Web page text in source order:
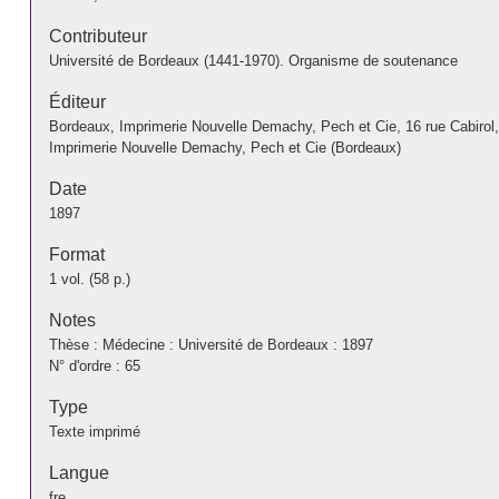
Contributeur
Université de Bordeaux (1441-1970). Organisme de soutenance
Éditeur
Bordeaux, Imprimerie Nouvelle Demachy, Pech et Cie, 16 rue
Imprimerie Nouvelle Demachy, Pech et Cie (Bordeaux)
Date
1897
Format
1 vol. (58 p.)
Notes
Thèse : Médecine : Université de Bordeaux : 1897
N° d'ordre : 65
Type
Texte imprimé
Langue